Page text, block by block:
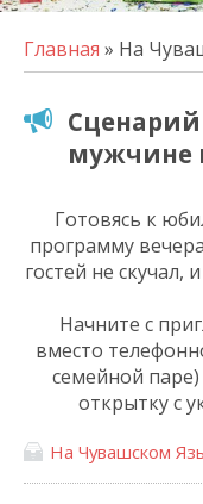
Главная » На
мужчине
Готовясь к
программу
гостей не
Начните с
вместо
семейной
открытку с
На Чувашском